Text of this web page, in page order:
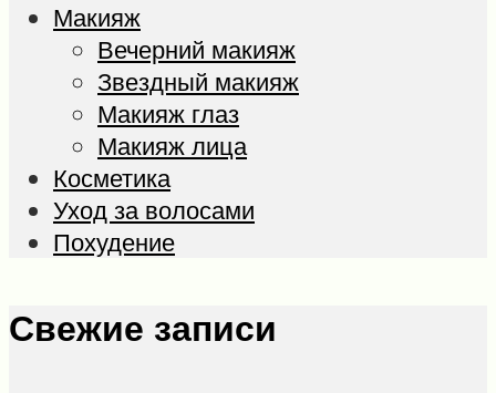
Макияж
Вечерний макияж
Звездный макияж
Макияж глаз
Макияж лица
Косметика
Уход за волосами
Похудение
Свежие записи